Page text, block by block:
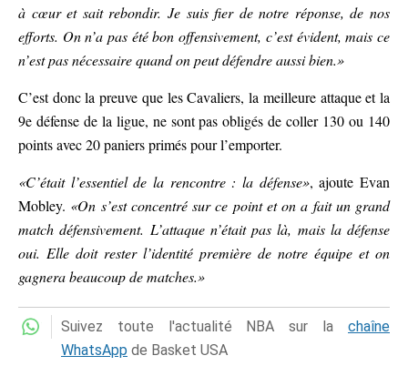
à cœur et sait rebondir. Je suis fier de notre réponse, de nos
efforts. On n’a pas été bon offensivement, c’est évident, mais ce
n’est pas nécessaire quand on peut défendre aussi bien.»
C’est donc la preuve que les Cavaliers, la meilleure attaque et la
9e défense de la ligue, ne sont pas obligés de coller 130 ou 140
points avec 20 paniers primés pour l’emporter.
«C’était l’essentiel de la rencontre : la défense», ajoute Evan
Mobley. «On s’est concentré sur ce point et on a fait un grand
match défensivement. L’attaque n’était pas là, mais la défense
oui. Elle doit rester l’identité première de notre équipe et on
gagnera beaucoup de matches.»
Suivez toute l'actualité NBA sur la chaîne
WhatsApp de Basket USA